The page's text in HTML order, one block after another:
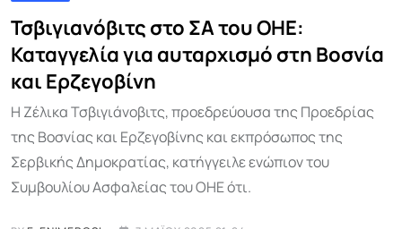
Τσβιγιανόβιτς στο ΣΑ του ΟΗΕ:
Καταγγελία για αυταρχισμό στη Βοσνία
και Ερζεγοβίνη
Η Ζέλικα Τσβιγιάνοβιτς, προεδρεύουσα της Προεδρίας
της Βοσνίας και Ερζεγοβίνης και εκπρόσωπος της
Σερβικής Δημοκρατίας, κατήγγειλε ενώπιον του
Συμβουλίου Ασφαλείας του ΟΗΕ ότι.